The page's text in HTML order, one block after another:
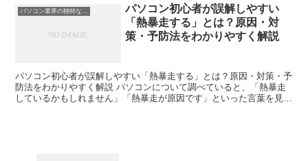
パソコン初心者が誤解しやすい
「熱暴走する」とは？原因・対
策・予防法をわかりやすく解説
パソコン初心者が誤解しやすい「熱暴走する」とは？原因・対策・予
防法をわかりやすく解説 パソコンについて調べていると、「熱暴走
しているかもしれません」「熱暴走が原因です」といった言葉を見か